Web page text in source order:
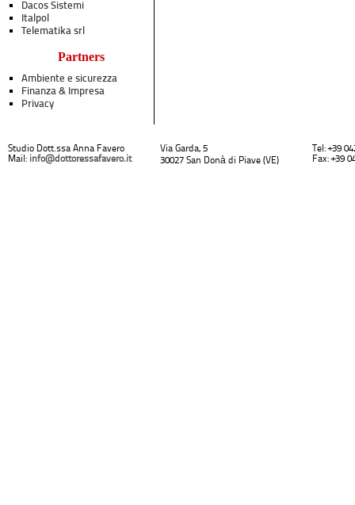
Dacos Sistemi
Italpol
Telematika srl
Partners
Ambiente e sicurezza
Finanza & Impresa
Privacy
Studio Dott.ssa Anna Favero
Mail: info@dottoressafavero.it
Via Garda, 5
30027 San Donà di Piave (VE)
Tel: +39
Fax: +39